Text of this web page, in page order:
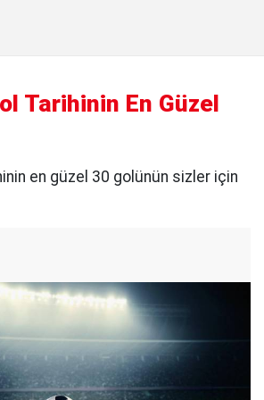
Tarihinin En Güzel
en güzel 30 golünün sizler için